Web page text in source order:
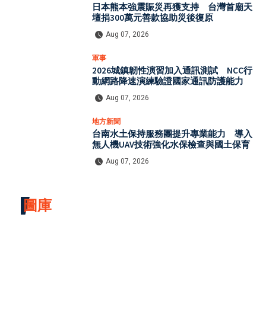
日本熊本強震賑災再獲支持 台灣首廟天
壇捐300萬元善款協助災後復原
Aug 07, 2026
軍事
2026城鎮韌性演習加入通訊測試 NCC行
動網路降速演練驗證國家通訊防護能力
Aug 07, 2026
地方新聞
台南水土保持服務團提升專業能力 導入
無人機UAV技術強化水保檢查與國土保育
Aug 07, 2026
圖庫